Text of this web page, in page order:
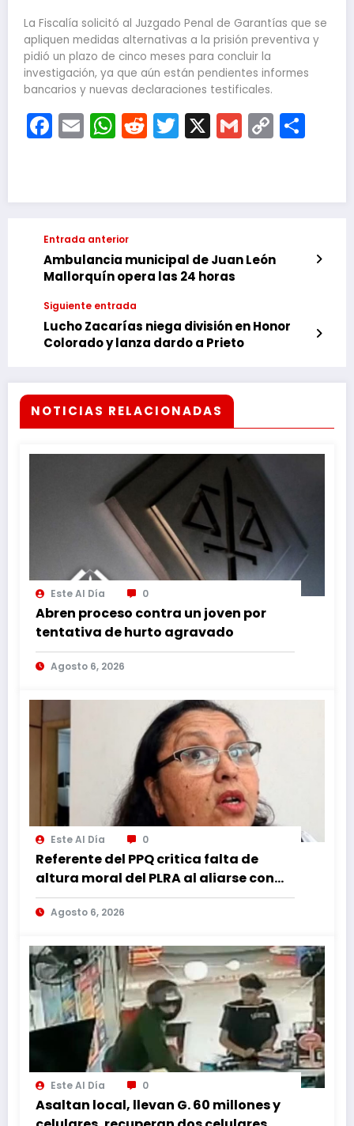
La Fiscalía solicitó al Juzgado Penal de Garantías que se
apliquen medidas alternativas a la prisión preventiva y
pidió un plazo de cinco meses para concluir la
investigación, ya que aún están pendientes informes
bancarios y nuevas declaraciones testificales.
Facebook
EmailWhatsApp
Reddit
Twitter
X Gmail
Copy
Link
Entrada anterior
Ambulancia municipal de Juan León
Mallorquín opera las 24 horas
Siguiente entrada
Lucho Zacarías niega división en Honor
Colorado y lanza dardo a Prieto
NOTICIAS RELACIONADAS
Este Al Día 0
Abren proceso contra un joven por
tentativa de hurto agravado
Agosto 6, 2026
Este Al Día 0
Referente del PPQ critica falta de
altura moral del PLRA al aliarse con
corruptos
Agosto 6, 2026
Este Al Día 0
Asaltan local, llevan G. 60 millones y